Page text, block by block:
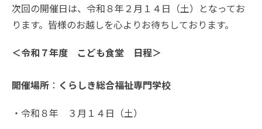
次回の開催日は、令和８年２月１４日（土）となってお
ります。皆様のお越しを心よりお待ちしております。
＜令和７年度 こども食堂 日程＞
開催場所 ： くらしき総合福祉専門学校
・令和８年 ３月１４日（土）